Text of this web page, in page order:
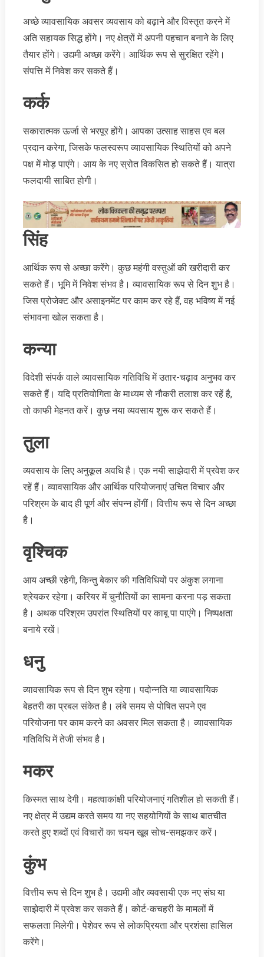
अच्छे व्यावसायिक अवसर व्यवसाय को बढ़ाने और विस्तृत करने में
अति सहायक सिद्ध होंगे। नए क्षेत्रों में अपनी पहचान बनाने के लिए
तैयार होंगे। उद्यमी अच्छा करेंगे। आर्थिक रूप से सुरक्षित रहेंगे।
संपत्ति में निवेश कर सकते हैं।
कर्क
सकारात्मक ऊर्जा से भरपूर होंगे। आपका उत्साह साहस एव बल
प्रदान करेगा, जिसके फलस्वरूप व्यावसायिक स्थितियों को अपने
पक्ष में मोड़ पाएंगे। आय के नए स्रोत विकसित हो सकते हैं। यात्रा
फलदायी साबित होगी।
सिंह
आर्थिक रूप से अच्छा करेंगे। कुछ महंगी वस्तुओं की खरीदारी कर
सकते हैं। भूमि में निवेश संभव है। व्यावसायिक रूप से दिन शुभ है।
जिस प्रोजेक्ट और असाइनमेंट पर काम कर रहे हैं, वह भविष्य में नई
संभावना खोल सकता है।
कन्या
विदेशी संपर्क वाले व्यावसायिक गतिविधि में उतार-चढ़ाव अनुभव कर
सकते हैं। यदि प्रतियोगिता के माध्यम से नौकरी तलाश कर रहें है,
तो काफी मेहनत करें। कुछ नया व्यवसाय शुरू कर सकते हैं।
तुला
व्यवसाय के लिए अनुकूल अवधि है। एक नयी साझेदारी में प्रवेश कर
रहें हैं। व्यावसायिक और आर्थिक परियोजनाएं उचित विचार और
परिश्रम के बाद ही पूर्ण और संपन्न होंगीं। वित्तीय रूप से दिन अच्छा
है।
वृश्चिक
आय अच्छी रहेगी, किन्तु बेकार की गतिविधियों पर अंकुश लगाना
श्रेयकर रहेगा। करियर में चुनौतियों का सामना करना पड़ सकता
है। अथक परिश्रम उपरांत स्थितियों पर काबू पा पाएंगे। निष्पक्षता
बनाये रखें।
धनु
व्यावसायिक रूप से दिन शुभ रहेगा। पदोन्नति या व्यावसायिक
बेहतरी का प्रबल संकेत है। लंबे समय से पोषित सपने एव
परियोजना पर काम करने का अवसर मिल सकता है। व्यावसायिक
गतिविधि में तेजी संभव है।
मकर
किस्मत साथ देगी। महत्वाकांक्षी परियोजनाएं गतिशील हो सकती हैं।
नए क्षेत्र में उद्यम करते समय या नए सहयोगियों के साथ बातचीत
करते हुए शब्दों एवं विचारों का चयन खूब सोच-समझकर करें।
कुंभ
वित्तीय रूप से दिन शुभ है। उद्यमी और व्यवसायी एक नए संघ या
साझेदारी में प्रवेश कर सकते हैं। कोर्ट-कचहरी के मामलों में
सफलता मिलेगी। पेशेवर रूप से लोकप्रियता और प्रशंसा हासिल
करेंगे।